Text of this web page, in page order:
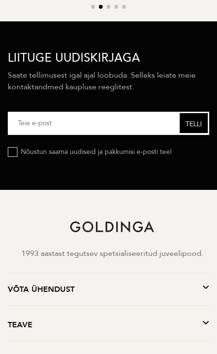
LIITUGE UUDISKIRJAGA
Saate tellimusest igal ajal loobuda. Selleks leiate meie
kontaktandmed kaupluse reeglitest.
Nõustun saama uudiseid ja pakkumisi e-posti teel
1993 aastast tegutsev spetsialiseeritud juveelipood.
VÕTA ÜHENDUST
TEAVE